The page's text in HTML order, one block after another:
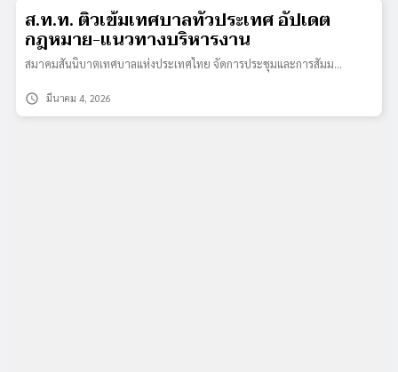
ส.ท.ท. ติวเข้มเทศบาลทั่วประเทศ อัปเดต
กฎหมาย-แนวทางบริหารงาน
สมาคมสันนิบาตเทศบาลแห่งประเทศไทย จัดการประชุมและการสัมม…
schedule มีนาคม 4, 2026